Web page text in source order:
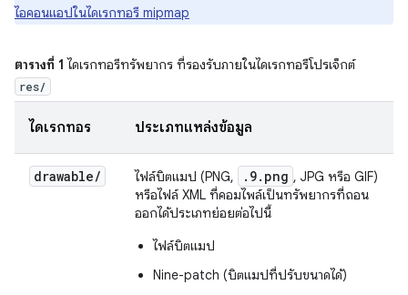
ไอคอนแอปในไดเรกทอรี mipmap
ตารางที่ 1 ไดเรกทอรีทรัพยากร ที่รองรับภายในไดเรกทอรีโปรเจ็กต์
res/
ไดเรกทอรี ประเภทแหล่งข้อมูล
drawable/ ไฟล์บิตแมป (PNG, .9.png , JPG หรือ GIF)
หรือไฟล์ XML ที่คอมไพล์เป็นทรัพยากรที่ถอน
ออกได้ประเภทย่อยต่อไปนี้
ไฟล์บิตแมป
Nine-patch (บิตแมปที่ปรับขนาดได้)